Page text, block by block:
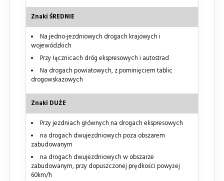
Znaki ŚREDNIE
Na jedno-jezdniowych drogach krajowych i
wojewódzkich
Przy łącznicach dróg ekspresowych i autostrad
Na drogach powiatowych, z pominięciem tablic
drogowskazowych
Znaki DUŻE
Przy jezdniach głównych na drogach ekspresowych
na drogach dwujezdniowych poza obszarem
zabudowanym
na drogach dwujezdniowych w obszarze
zabudowanym, przy dopuszczonej prędkości powyżej
60km/h